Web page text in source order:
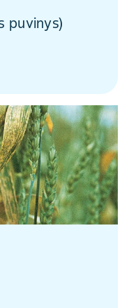
puvinys)